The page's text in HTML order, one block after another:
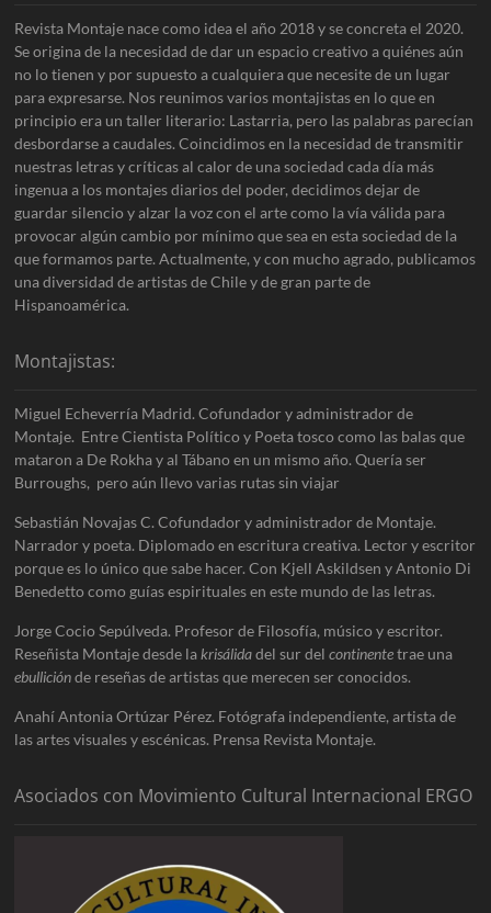
Revista Montaje nace como idea el año 2018 y se concreta el 2020.
Se origina de la necesidad de dar un espacio creativo a quiénes aún
no lo tienen y por supuesto a cualquiera que necesite de un lugar
para expresarse. Nos reunimos varios montajistas en lo que en
principio era un taller literario: Lastarria, pero las palabras parecían
desbordarse a caudales. Coincidimos en la necesidad de transmitir
nuestras letras y críticas al calor de una sociedad cada día más
ingenua a los montajes diarios del poder, decidimos dejar de
guardar silencio y alzar la voz con el arte como la vía válida para
provocar algún cambio por mínimo que sea en esta sociedad de la
que formamos parte. Actualmente, y con mucho agrado, publicamos
una diversidad de artistas de Chile y de gran parte de
Hispanoamérica.
Montajistas:
Miguel Echeverría Madrid. Cofundador y administrador de
Montaje. Entre Cientista Político y Poeta tosco como las balas que
mataron a De Rokha y al Tábano en un mismo año. Quería ser
Burroughs, pero aún llevo varias rutas sin viajar
Sebastián Novajas C. Cofundador y administrador de Montaje.
Narrador y poeta. Diplomado en escritura creativa. Lector y escritor
porque es lo único que sabe hacer. Con Kjell Askildsen y Antonio Di
Benedetto como guías espirituales en este mundo de las letras.
Jorge Cocio Sepúlveda. Profesor de Filosofía, músico y escritor.
Reseñista Montaje desde lakrisálidadel sur delcontinentetrae una
ebulliciónde reseñas de artistas que merecen ser conocidos.
Anahí Antonia Ortúzar Pérez. Fotógrafa independiente, artista de
las artes visuales y escénicas. Prensa Revista Montaje.
Asociados con Movimiento Cultural Internacional ERGO